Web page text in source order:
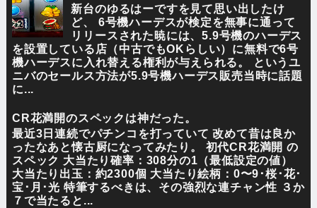
新台のゆるはーですを見て思い出したけ
ど、 6号機ハーデスが検定を無事に通って
リリースされた暁には、5.9号機のハーデス
を設置している店（中古でもOKらしい）に無料で6号
機ハーデスに入れ替える権利が与えられる。 というユ
ニバのセールス方法が5.9号機ハーデス販売当時に話題
に...
CR花満開のスペックは神だった。
最近3日連続でパチンコを打っていて 改めて昔は良か
ったなあと懐古厨になってみたり。 初代CR花満開 の
スペック 大当たり確率：308分の1（最低設定の値）
大当たり出玉：約2300個 大当たり絵柄：0〜9･桜･花･
宝･月･光 特筆するべきは、その強烈な連チャン性 ３か
７で当たると...